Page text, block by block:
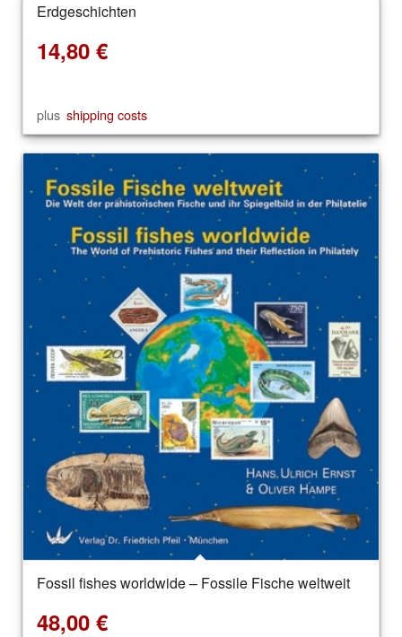
Erdgeschichten
14,80 €
plus shipping costs
Fossil fishes worldwide – Fossile Fische weltweit
48,00 €